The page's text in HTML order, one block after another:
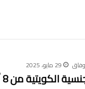
29 مايو، 2025
الكويتية من 8 أشخاص